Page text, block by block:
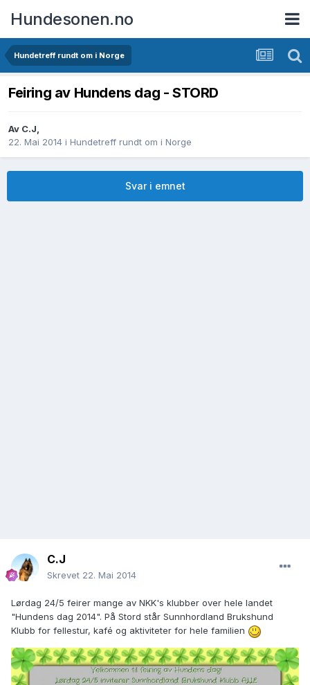
Hundesonen.no
Hundetreff rundt om i Norge
Feiring av Hundens dag - STORD
Av C.J,
22. Mai 2014 i Hundetreff rundt om i Norge
Svar i emnet
C.J
Skrevet 22. Mai 2014
Lørdag 24/5 feirer mange av NKK's klubber over hele landet
"Hundens dag 2014". På Stord står Sunnhordland Brukshund
Klubb for fellestur, kafé og aktiviteter for hele familien